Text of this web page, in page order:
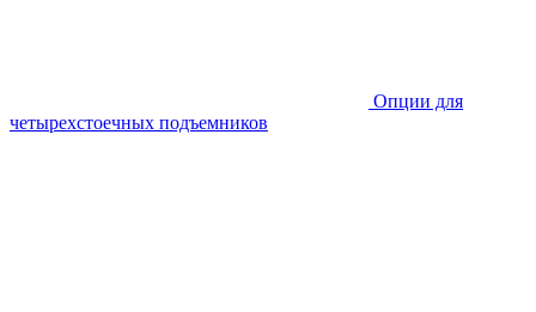
Опции для
четырехстоечных подъемников